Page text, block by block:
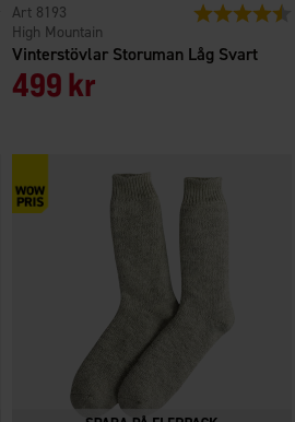
4.2 utav 5 stjärnor
Vinterstövlar Storuman Låg Svart
High Mountain
8193
499 kr
Betyg: